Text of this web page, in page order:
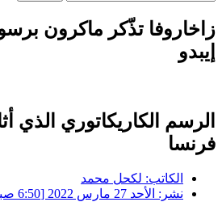
زاخاروفا تذّكر ماكرون
إيبدو
الرسم الكاريكاتوري الذي
فرنسا
الكاتب: لكحل محمد
نشر: الأحد 27 مارس 2022 [6:50 صباحًا] بتوقيت الجزائر